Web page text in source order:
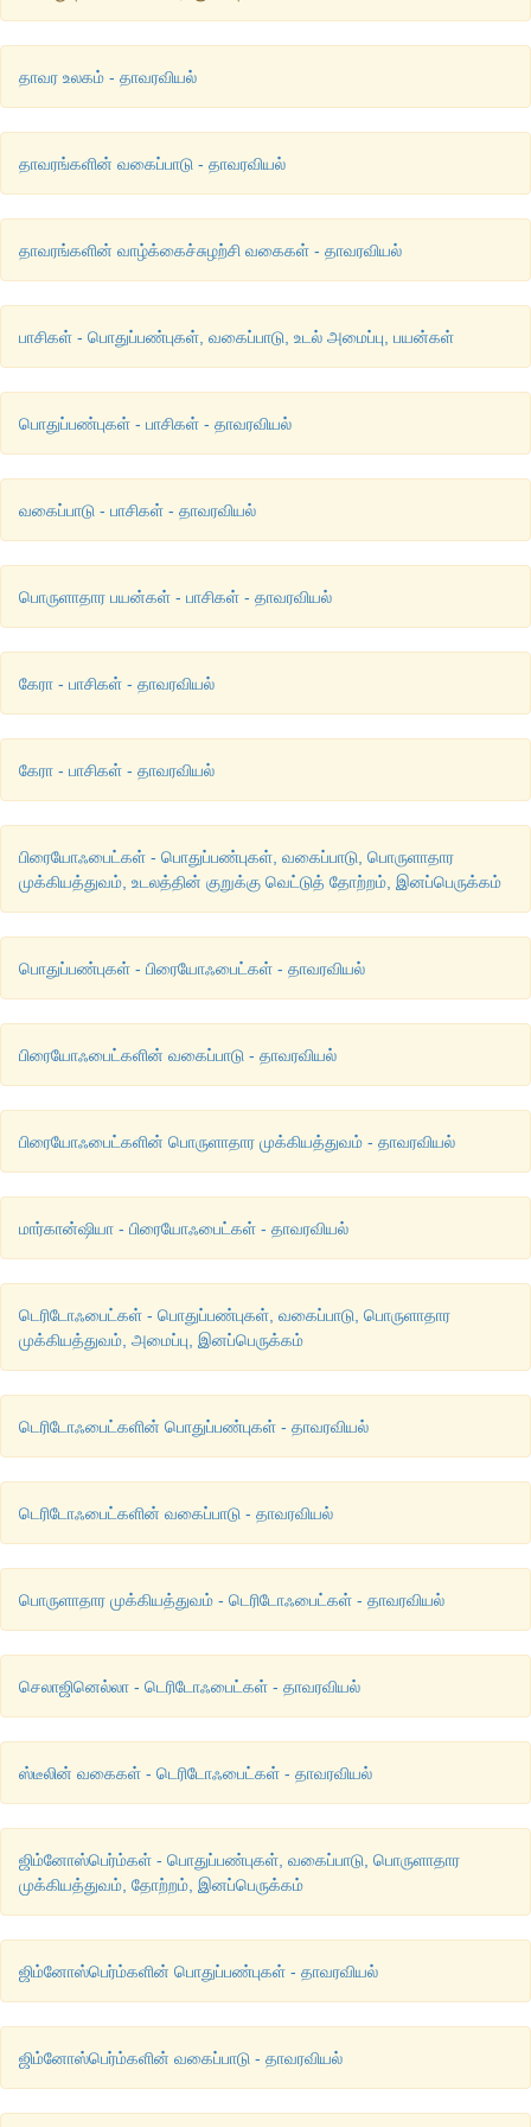
யூஸ்டீல் பல ஒருங்கமைந்த வாஸ்குலக் கற்றைகளாகப் பிரிந்து
ஒரு வளையமாக அமைந்திருக்கும். எடுத்துக்காட்டு:
தாவரத்தண்டு.
அடாக்டோஸ்டீல்
ஸ்டீல் பிளவுற்று தெளிவான ஒருங்கமைந்த வாஸ்குலக்
பாலிசைக்ளிக்ஸ்டீல்
வாஸ்குலத் திசுக்கள் இரண்டு அல்லது அதற்கு மேற்பட்ட
தாவர உலகம் - தாவரவியல்
தாவரங்களின் வகைப்பாடு - தாவரவியல்
தாவரங்களின் வாழ்க்கைச்சுழற்சி வகைகள் - தாவரவியல்
பாசிகள் - பொதுப்பண்புகள், வகைப்பாடு, உடல் அமைப்பு, பயன்கள்
பொதுப்பண்புகள் - பாசிகள் - தாவரவியல்
வகைப்பாடு - பாசிகள் - தாவரவியல்
பொருளாதார பயன்கள் - பாசிகள் - தாவரவியல்
கேரா - பாசிகள் - தாவரவியல்
கேரா - பாசிகள் - தாவரவியல்
பிரையோஃபைட்கள் - பொதுப்பண்புகள், வகைப்பாடு, பொருளாதார
முக்கியத்துவம், உடலத்தின் குறுக்கு வெட்டுத் தோற்றம், இனப்பெருக்கம்
பொதுப்பண்புகள் - பிரையோஃபைட்கள் - தாவரவியல்
பிரையோஃபைட்களின் வகைப்பாடு - தாவரவியல்
பிரையோஃபைட்களின் பொருளாதார முக்கியத்துவம் - தாவரவியல்
மார்கான்ஷியா - பிரையோஃபைட்கள் - தாவரவியல்
டெரிடோஃபைட்கள் - பொதுப்பண்புகள், வகைப்பாடு, பொருளாதார
முக்கியத்துவம், அமைப்பு, இனப்பெருக்கம்
டெரிடோஃபைட்களின் பொதுப்பண்புகள் - தாவரவியல்
டெரிடோஃபைட்களின் வகைப்பாடு - தாவரவியல்
பொருளாதார முக்கியத்துவம் - டெரிடோஃபைட்கள் - தாவரவியல்
செலாஜினெல்லா - டெரிடோஃபைட்கள் - தாவரவியல்
ஸ்டீலின் வகைகள் - டெரிடோஃபைட்கள் - தாவரவியல்
ஜிம்னோஸ்பெர்ம்கள் - பொதுப்பண்புகள், வகைப்பாடு, பொருளாதார
முக்கியத்துவம், தோற்றம், இனப்பெருக்கம்
ஜிம்னோஸ்பெர்ம்களின் பொதுப்பண்புகள் - தாவரவியல்
ஜிம்னோஸ்பெர்ம்களின் வகைப்பாடு - தாவரவியல்